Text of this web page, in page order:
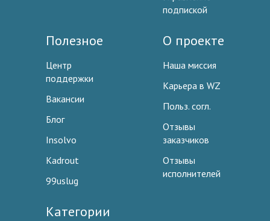
подпиской
Полезное
Центр
поддержки
Вакансии
Блог
Insolvo
Kadrout
99uslug
О проекте
Наша миссия
Карьера в WZ
Польз. согл.
Отзывы
заказчиков
Отзывы
исполнителей
Категории